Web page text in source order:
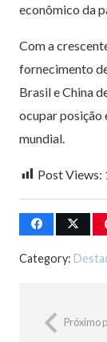
econômico da
Com a
fornecimento
Brasil e China
ocupar
mundial.
Post Views:
Category:
Próximo